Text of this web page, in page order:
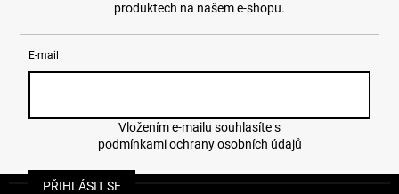
produktech na našem e-shopu.
E-mail
podmínkami ochrany osobních údajů
PŘIHLÁSIT SE